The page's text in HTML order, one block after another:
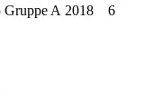
Gruppe A 2018 6